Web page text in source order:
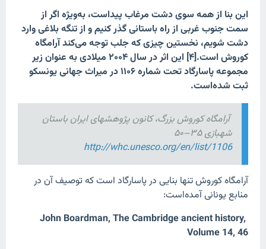
این بنا از همه سوی دشت مرغاب پیداست، به‌ویژه اگر از
سمت جنوب غربی از راه باستانی گذر کنیم و از تنگه بلاغی وارد
دشت شویم، نخستین چیزی که جلب توجه می‌کند آرامگاه
کوروش است.[۴] این اثر در سال ۲۰۰۴ میلادی به عنوان زیر
مجموعه پاسارگاد تحت شماره ۱۱۰۶ در میراث جهانی یونسکو
ثبت شده‌است.
آرامگاه کوروش بزرگ، کانون پژوهشهای ایران باستان
شهبازی ۳۵–۵۰
http://whc.unesco.org/en/list/1106
آرامگاه کوروش تنها بنایی در پاسارگاد است که توصیف آن در
منابع یونانی آمده‌است:
John Boardman, The Cambridge ancient history,
Volume 14, 46